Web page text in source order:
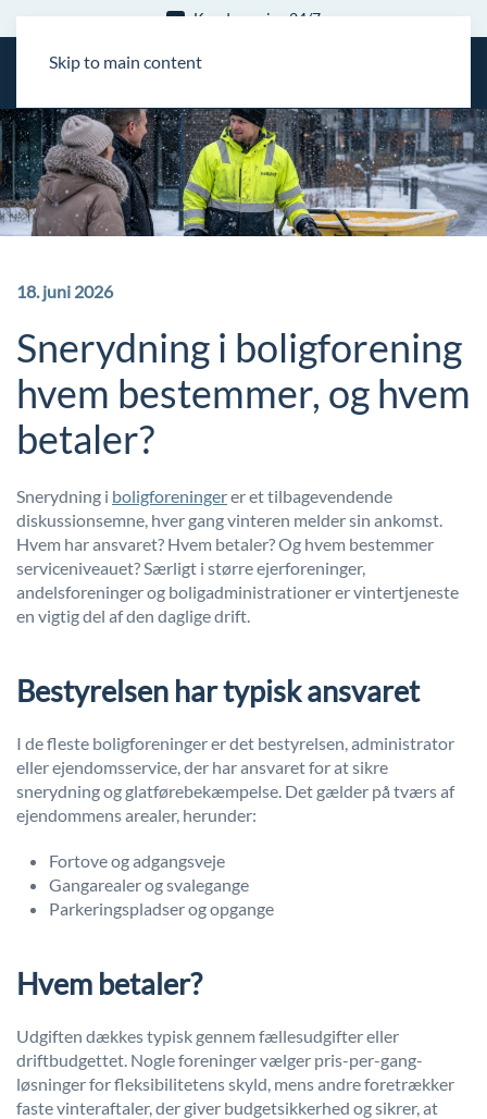
Skip to main content
Kundeservice 24/7
18. juni 2026
Snerydning i boligforening
hvem bestemmer, og hvem
betaler?
Snerydning i boligforeningerer et tilbagevendende
diskussionsemne, hver gang vinteren melder sin ankomst.
Hvem har ansvaret? Hvem betaler? Og hvem bestemmer
serviceniveauet? Særligt i større ejerforeninger,
andelsforeninger og boligadministrationer er vintertjeneste
en vigtig del af den daglige drift.
Bestyrelsen har typisk ansvaret
I de fleste boligforeninger er det bestyrelsen, administrator
eller ejendomsservice, der har ansvaret for at sikre
snerydning og glatførebekæmpelse. Det gælder på tværs af
ejendommens arealer, herunder:
Fortove og adgangsveje
Gangarealer og svalegange
Parkeringspladser og opgange
Hvem betaler?
Udgiften dækkes typisk gennem fællesudgifter eller
driftbudgettet. Nogle foreninger vælger pris-per-gang-
løsninger for fleksibilitetens skyld, mens andre foretrækker
faste vinteraftaler, der giver budgetsikkerhed og sikrer, at